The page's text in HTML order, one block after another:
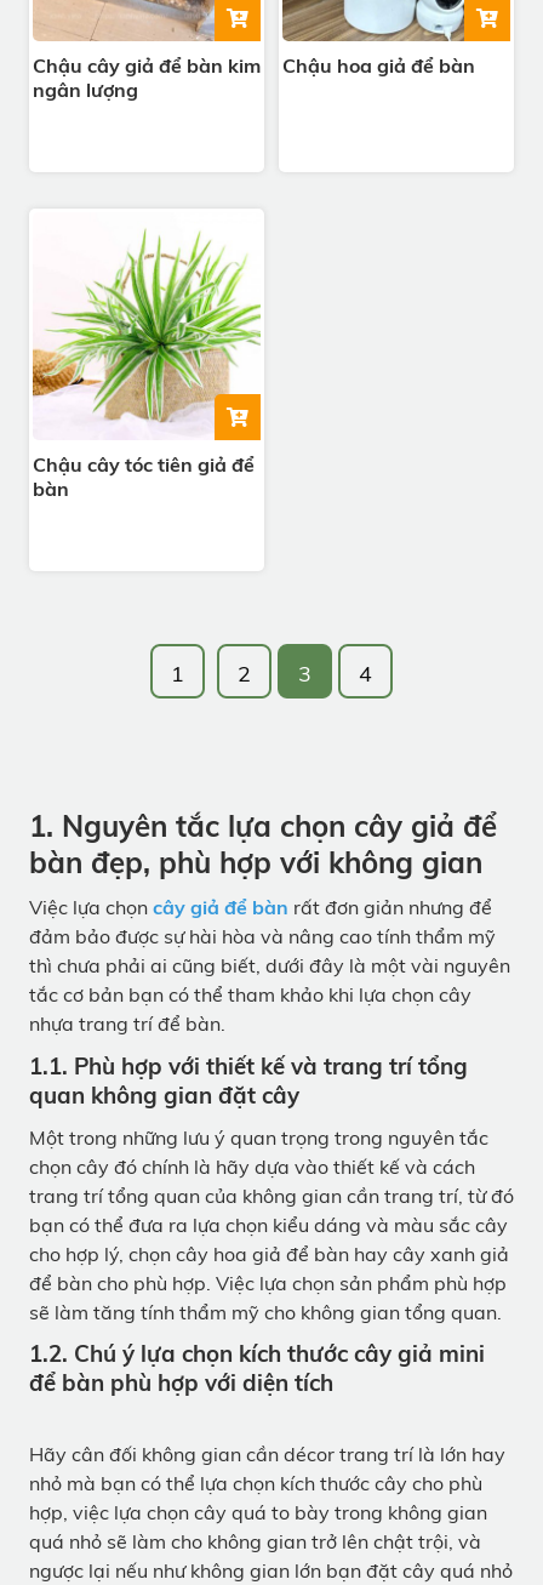
Chậu cây giả để bàn kim
ngân lượng
Chậu hoa giả để bàn
Chậu cây tóc tiên giả để
bàn
1 2 3 4
1. Nguyên tắc lựa chọn cây giả để
bàn đẹp, phù hợp với không gian
Việc lựa chọn cây giả để bàn rất đơn giản nhưng để
đảm bảo được sự hài hòa và nâng cao tính thẩm mỹ
thì chưa phải ai cũng biết, dưới đây là một vài nguyên
tắc cơ bản bạn có thể tham khảo khi lựa chọn cây
nhựa trang trí để bàn.
1.1. Phù hợp với thiết kế và trang trí tổng
quan không gian đặt cây
Một trong những lưu ý quan trọng trong nguyên tắc
chọn cây đó chính là hãy dựa vào thiết kế và cách
trang trí tổng quan của không gian cần trang trí, từ đó
bạn có thể đưa ra lựa chọn kiểu dáng và màu sắc cây
cho hợp lý, chọn cây hoa giả để bàn hay cây xanh giả
để bàn cho phù hợp. Việc lựa chọn sản phẩm phù hợp
sẽ làm tăng tính thẩm mỹ cho không gian tổng quan.
1.2. Chú ý lựa chọn kích thước cây giả mini
để bàn phù hợp với diện tích
Hãy cân đối không gian cần décor trang trí là lớn hay
nhỏ mà bạn có thể lựa chọn kích thước cây cho phù
hợp, việc lựa chọn cây quá to bày trong không gian
quá nhỏ sẽ làm cho không gian trở lên chật trội, và
ngược lại nếu như không gian lớn bạn đặt cây quá nhỏ